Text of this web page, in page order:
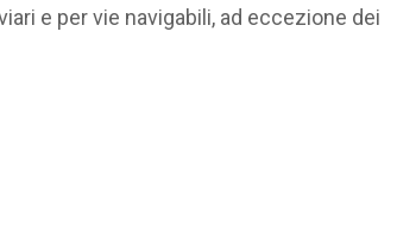
e per vie navigabili, ad eccezione dei